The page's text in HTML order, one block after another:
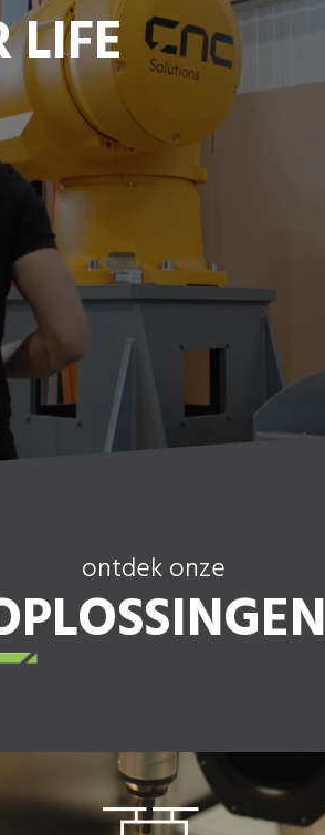
LIFE
ontdek onze